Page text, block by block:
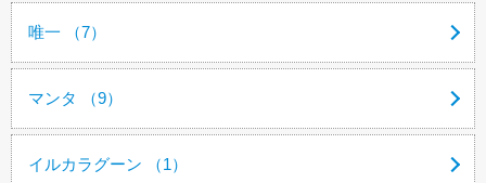
唯一 （7）
マンタ （9）
イルカラグーン （1）